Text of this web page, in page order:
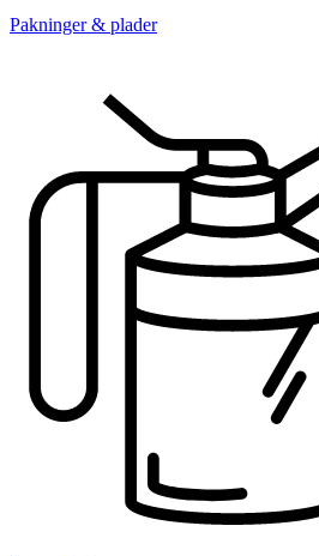
Pakninger & plader